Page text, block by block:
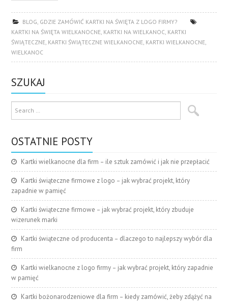
BLOG, GDZIE ZAMÓWIĆ KARTKI NA ŚWIĘTA Z LOGO FIRMY?
KARTKI NA ŚWIĘTA WIELKANOCNE, KARTKI NA WIELKANOC, KARTKI
ŚWIĄTECZNE, KARTKI ŚWIĄTECZNE WIELKANOCNE, KARTKI WIELKANOCNE,
WIELKANOC
SZUKAJ
OSTATNIE POSTY
Kartki wielkanocne dla firm – ile sztuk zamówić i jak nie przepłacić
Kartki świąteczne firmowe z logo – jak wybrać projekt, który
zapadnie w pamięć
Kartki świąteczne firmowe – jak wybrać projekt, który zbuduje
wizerunek marki
Kartki świąteczne od producenta – dlaczego to najlepszy wybór dla
firm
Kartki wielkanocne z logo firmy – jak wybrać projekt, który zapadnie
w pamięć
Kartki bożonarodzeniowe dla firm – kiedy zamówić, żeby zdążyć na